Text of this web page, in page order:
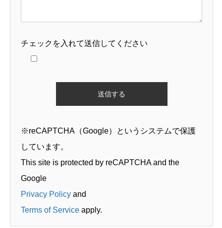
チェックを入れて送信してください
※reCAPTCHA（Google）というシステムで保護
しています。
This site is protected by reCAPTCHA and the
Google
Privacy Policy and
Terms of Service apply.